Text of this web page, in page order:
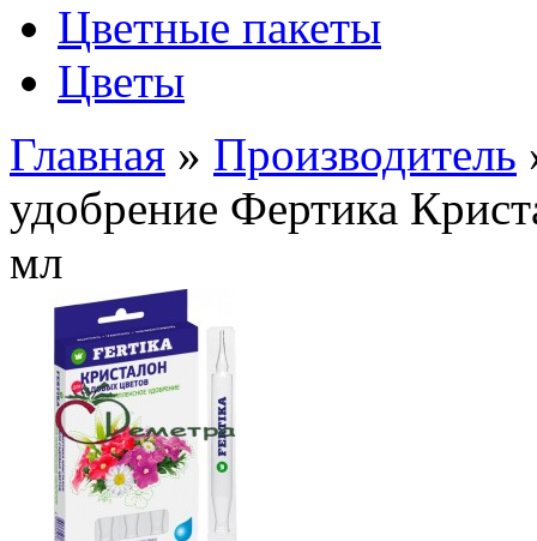
Цветные пакеты
Цветы
Главная » Производитель
удобрение Фертика
мл